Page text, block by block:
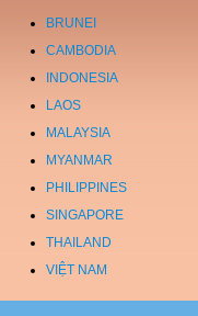
BRUNEI
CAMBODIA
INDONESIA
LAOS
MALAYSIA
MYANMAR
PHILIPPINES
SINGAPORE
THAILAND
VIỆT NAM